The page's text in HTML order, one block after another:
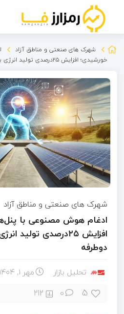
شهرک های صنعتی و مناطق آزاد
خورشیدی؛ افزایش ۲۵درصدی تولید انرژی با کمک پنل‌های دوطرفه
شهرک های صنعتی و مناطق آزاد
ادغام هوش مصنوعی با
افزایش ۲۵درصدی
دوطرفه
تحلیل بازار مهر ۱, ۱۴۰۴
5
0
212